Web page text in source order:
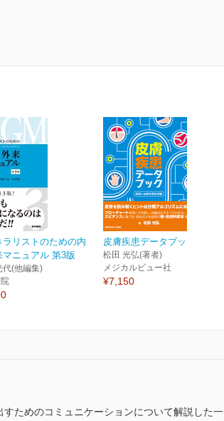
ラリストのための内
マニュアル 第3版
代(他編集)
皮膚疾患データブック
松田 光弘(著者)
メジカルビュー社
¥7,150
ためのコミュニケーションについて解説した一